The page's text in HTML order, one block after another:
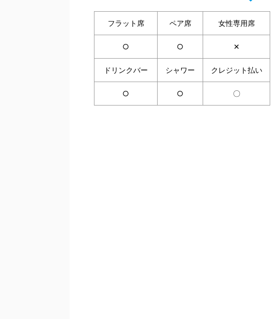
フラット席 ペア席 女性専用席
○ ○ ✕
ドリンクバー シャワー クレジット払い
○ ○ 〇